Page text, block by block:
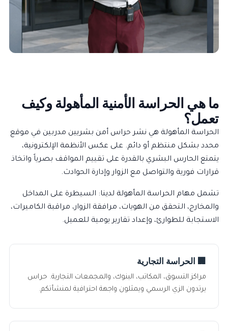
ما هي الحراسة الأمنية المأهولة وكيف
تعمل؟
الحراسة المأهولة هي نشر حراس أمن بشريين مدربين في موقع
محدد بشكل منتظم أو دائم. على عكس الأنظمة الإلكترونية،
يتمتع الحارس البشري بالقدرة على تقييم المواقف بصرياً واتخاذ
قرارات فورية والتواصل مع الزوار وإدارة الحوادث.
تشمل مهام الحراسة المأهولة لدينا: السيطرة على المداخل
والمخارج، التحقق من الهويات، مرافقة الزوار، مراقبة الكاميرات،
الاستجابة للطوارئ، وإعداد تقارير يومية للعميل.
🏢 الحراسة التجارية
مراكز التسوق، المكاتب، البنوك، والمجمعات التجارية. حراس
يرتدون الزي الرسمي ويمثلون واجهة احترافية لمنشأتكم.